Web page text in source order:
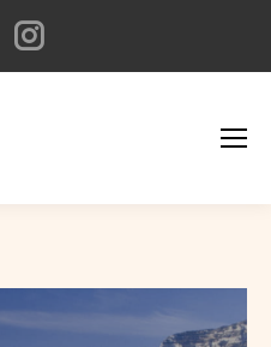
Facebook
page